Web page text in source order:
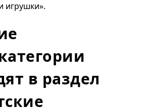
игрушки».
в раздел